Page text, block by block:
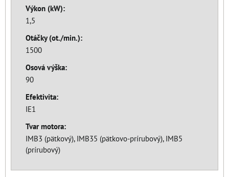
Výkon (kW):
1,5
Otáčky (ot./min.):
1500
Osová výška:
90
Efektivita:
IE1
Tvar motora:
IMB3 (pätkový), IMB35 (pätkovo-prírubový), IMB5
(prírubový)